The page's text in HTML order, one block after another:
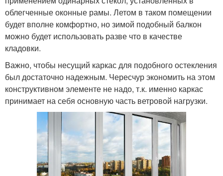
облегченные оконные рамы. Летом в таком помещении
будет вполне комфортно, но зимой подобный балкон
можно будет использовать разве что в качестве
кладовки.
Важно, чтобы несущий каркас для подобного остекления
был достаточно надежным. Чересчур экономить на этом
конструктивном элементе не надо, т.к. именно каркас
принимает на себя основную часть ветровой нагрузки.